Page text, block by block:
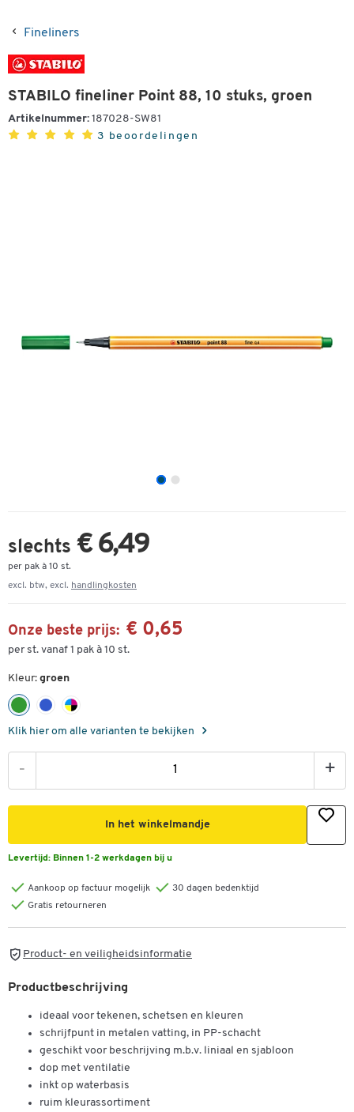
Fineliners
STABILO fineliner Point 88, 10 stuks, groen
Artikelnummer: 187028-SW81
3 beoordelingen
slechts € 6,49
per pak à 10 st.
excl. btw, excl. handlingkosten
Onze beste prijs: € 0,65
per st. vanaf 1 pak à 10 st.
Kleur: groen
Klik hier om alle varianten te bekijken
- +
In het winkelmandje
Levertijd: Binnen 1-2 werkdagen bij u
Aankoop op factuur mogelijk
30 dagen bedenktijd
Gratis retourneren
Product- en veiligheidsinformatie
Productbeschrijving
ideaal voor tekenen, schetsen en kleuren
schrijfpunt in metalen vatting, in PP-schacht
geschikt voor beschrijving m.b.v. liniaal en sjabloon
dop met ventilatie
inkt op waterbasis
ruim kleurassortiment